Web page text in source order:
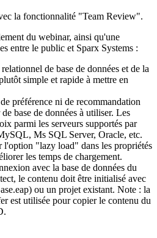
la fonctionnalité "Team Review".
du webinar, ainsi qu'une
entre le public et Sparx Systems :
de base de données et de la
simple et rapide à mettre en
préférence ni de recommandation
base de données à utiliser. Les
parmi les serveurs supportés par
Ms SQL Server, Oracle, etc.
l'option "lazy load" dans les propriétés
les temps de chargement.
avec la base de données du
le contenu doit être initialisé avec
ou un projet existant. Note : la
est utilisée pour copier le contenu du